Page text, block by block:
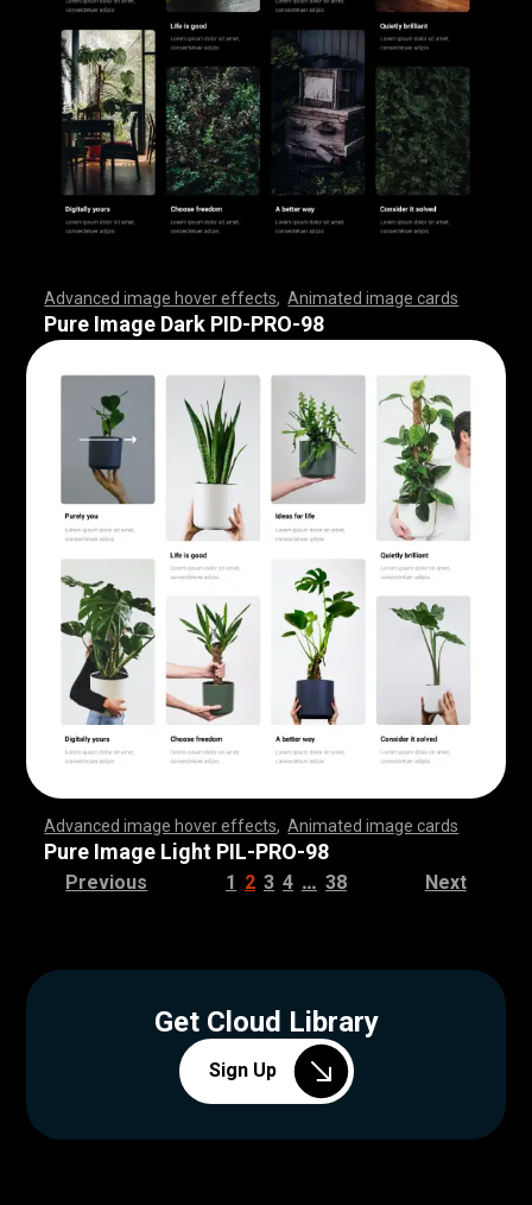
Advanced image hover effects ,Animated image cards
,,,,,,,,,,,,,,,,,,,,,,,,,,,,,,,,, ,,,,,,,,,,,,,,,,,,,,,,,,,
,,,,,,,,,,,,,,,,,,,,,,,,,,,,,,,,, ,,,,,,,,,,,,,,,,,,,,,,,,,
,,,,,,,,,,,,,,,,,,,,,,,,,,,,,,,,, ,,,,,,,,,,,,,,,,,,,,,,,
Pure Image Dark PID-PRO-98
Advanced image hover effects ,Animated image cards
,,,,,,,,,,,,,,,,,,,,,,,,,,,,,,,,, ,,,,,,,,,,,,,,,,,,,,,,,,,
,,,,,,,,,,,,,,,,,,,,,,,,,,,,,,,,, ,,,,,,,,,,,,,,,,,,,,,,,,,
,,,,,,,,,,,,,,,,,,,,,,,,,,,,,,,,, ,,,,,,,,,,,,,,,,,,,,,,,
Pure Image Light PIL-PRO-98
Previous 1 2 3 4 … 38 Next
Get Cloud Library
Sign Up